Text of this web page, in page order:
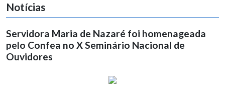
Notícias
Servidora Maria de Nazaré foi homenageada
pelo Confea no X Seminário Nacional de
Ouvidores